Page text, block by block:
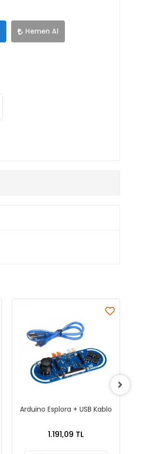
Hemen Al
Arduino Esplora + USB Kablo
1.191,09 TL